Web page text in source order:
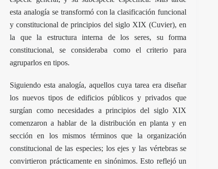
esta analogía se transformó con la clasificación funcional
y constitucional de principios del siglo XIX (Cuvier), en
la que la estructura interna de los seres, su forma
constitucional, se consideraba como el criterio para
agruparlos en tipos.
Siguiendo esta analogía, aquellos cuya tarea era diseñar
los nuevos tipos de edificios públicos y privados que
surgían como necesidades a principios del siglo XIX
comenzaron a hablar de la distribución en planta y en
sección en los mismos términos que la organización
constitucional de las especies; los ejes y las vértebras se
convirtieron prácticamente en sinónimos. Esto reflejó un